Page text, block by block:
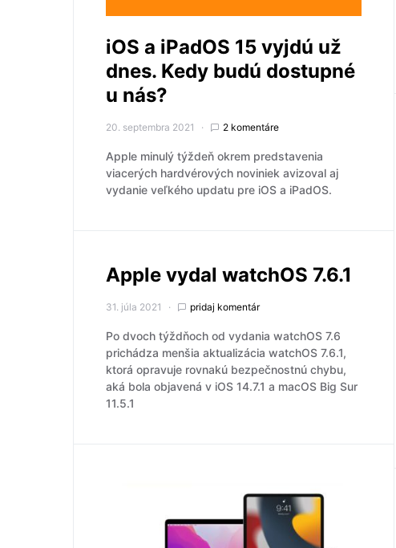
iOS a iPadOS 15 vyjdú už
dnes. Kedy budú dostupné
u nás?
20. septembra 2021 2 komentáre
Apple minulý týždeň okrem predstavenia
viacerých hardvérových noviniek avizoval aj
vydanie veľkého updatu pre iOS a iPadOS.
Apple vydal watchOS 7.6.1
31. júla 2021 pridaj komentár
Po dvoch týždňoch od vydania watchOS 7.6
prichádza menšia aktualizácia watchOS 7.6.1,
ktorá opravuje rovnakú bezpečnostnú chybu,
aká bola objavená v iOS 14.7.1 a macOS Big Sur
11.5.1